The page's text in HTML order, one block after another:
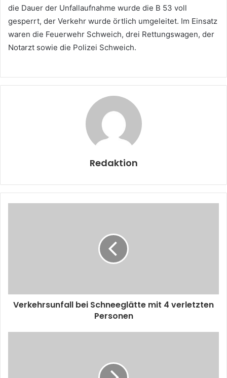
die Dauer der Unfallaufnahme wurde die B 53 voll
gesperrt, der Verkehr wurde örtlich umgeleitet. Im Einsatz
waren die Feuerwehr Schweich, drei Rettungswagen, der
Notarzt sowie die Polizei Schweich.
Redaktion
Verkehrsunfall bei Schneeglätte mit 4 verletzten
Personen